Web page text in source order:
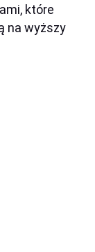
które
na wyższy